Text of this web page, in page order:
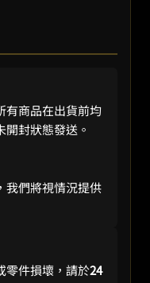
有商品在出貨前均
封狀態發送。
我們將視情況提供
零件損壞，請於24